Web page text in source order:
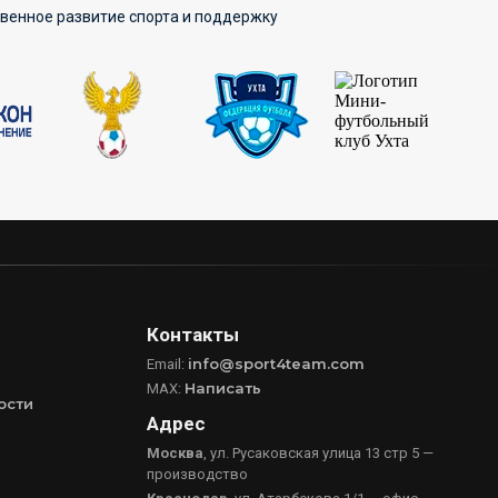
развитие спорта и поддержку
Контакты
Email: info@sport4team.com
MAX: Написать
Адрес
Москва , ул. Русаковская улица 13 стр 5 —
производство